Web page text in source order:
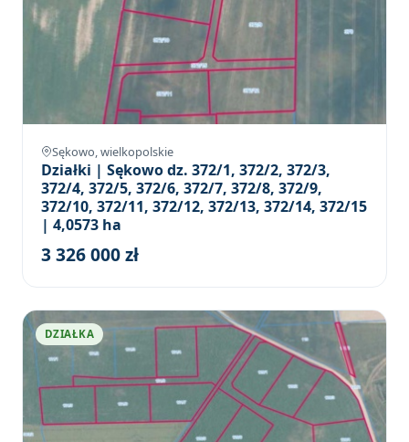
Sękowo, wielkopolskie
Działki | Sękowo dz. 372/1, 372/2, 372/3,
372/4, 372/5, 372/6, 372/7, 372/8, 372/9,
372/10, 372/11, 372/12, 372/13, 372/14, 372/15
| 4,0573 ha
3 326 000 zł
DZIAŁKA